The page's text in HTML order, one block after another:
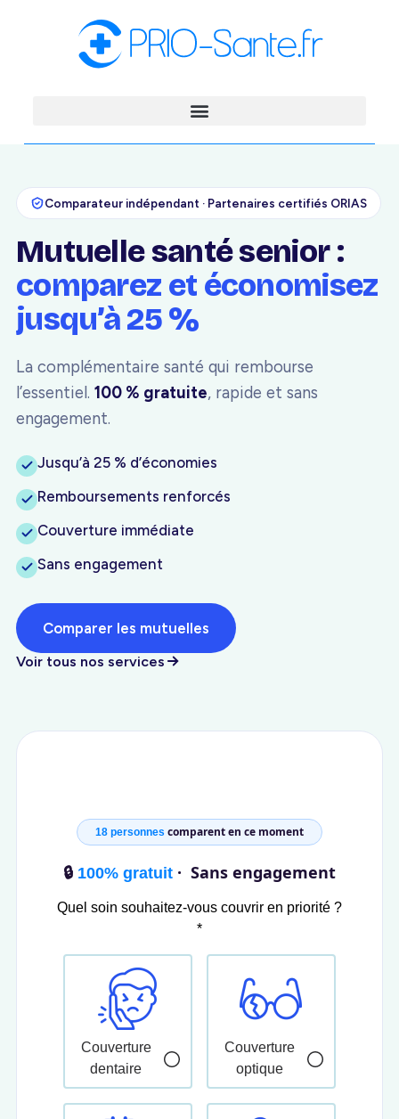
Comparateur indépendant · Partenaires certifiés ORIAS
Mutuelle santé senior :
comparez et économisez
jusqu’à 25 %
La complémentaire santé qui rembourse
l’essentiel. 100 % gratuite, rapide et sans
engagement.
Jusqu’à 25 % d’économies
Remboursements renforcés
Couverture immédiate
Sans engagement
Comparer les mutuelles
Voir tous nos services